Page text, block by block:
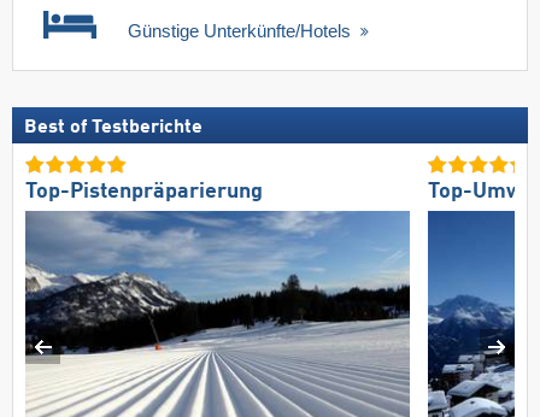
Günstige Unterkünfte/Hotels
Best of Testberichte
Top-Pistenpräparierung Top-